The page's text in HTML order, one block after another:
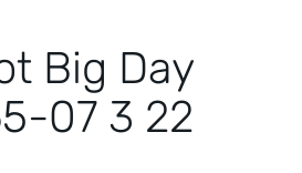
Big Day
07 3 22